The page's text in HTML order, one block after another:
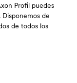
Profil puedes
de
de todos los